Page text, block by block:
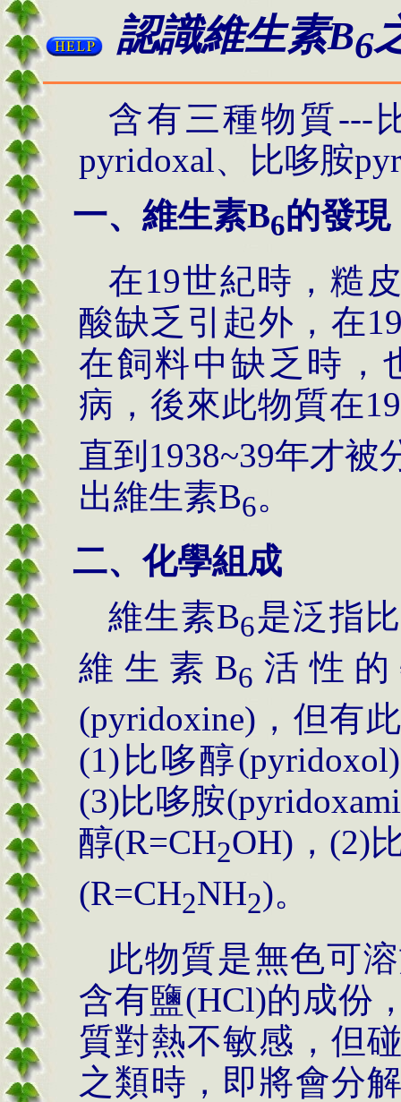
認識維生素B6
含有三種物質---
pyridoxal、比哆胺
一、維生素B6的發現
在19世紀時，糙
酸缺乏引起外，在
在飼料中缺乏時，
病，後來此物質在
直到1938~39年才
出維生素B6。
二、化學組成
維生素B6是泛指
維生素B6 活性
(pyridoxine)，但有
(1)比哆醇
(3)比哆胺
醇(R=CH2OH)，(2)
(R=CH2NH2)。
此物質是無色可
含有鹽(HCl)的成份
質對熱不敏感，但
之類時，即將會分